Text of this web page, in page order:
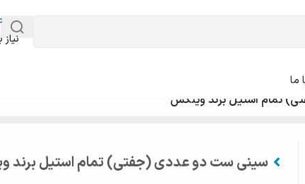
ما
تمام استیل برند وینکس
سینی ست دو عددی (جفتی) تمام استیل برند